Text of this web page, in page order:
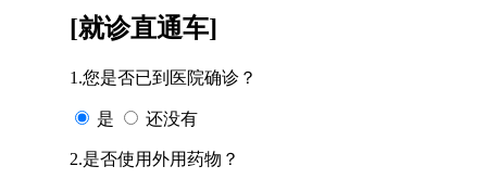
[就诊直通车]
1.您是否已到医院确诊？
是 还没有
2.是否使用外用药物？